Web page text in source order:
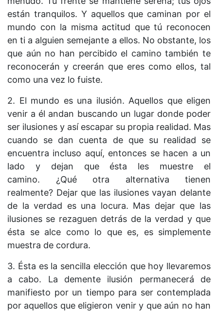
están tranquilos. Y aquellos que caminan por el
mundo con la misma actitud que tú reconocen
en ti a alguien semejante a ellos. No obstante, los
que aún no han percibido el camino también te
reconocerán y creerán que eres como ellos, tal
como una vez lo fuiste.
2. El mundo es una ilusión. Aquellos que eligen
venir a él andan buscando un lugar donde poder
ser ilusiones y así escapar su propia realidad. Mas
cuando se dan cuenta de que su realidad se
encuentra incluso aquí, entonces se hacen a un
lado y dejan que ésta les muestre el
camino. ¿Qué otra alternativa tienen
realmente? Dejar que las ilusiones vayan delante
de la verdad es una locura. Mas dejar que las
ilusiones se rezaguen detrás de la verdad y que
ésta se alce como lo que es, es simplemente
muestra de cordura.
3. Ésta es la sencilla elección que hoy llevaremos
a cabo. La demente ilusión permanecerá de
manifiesto por un tiempo para ser contemplada
por aquellos que eligieron venir y que aún no han